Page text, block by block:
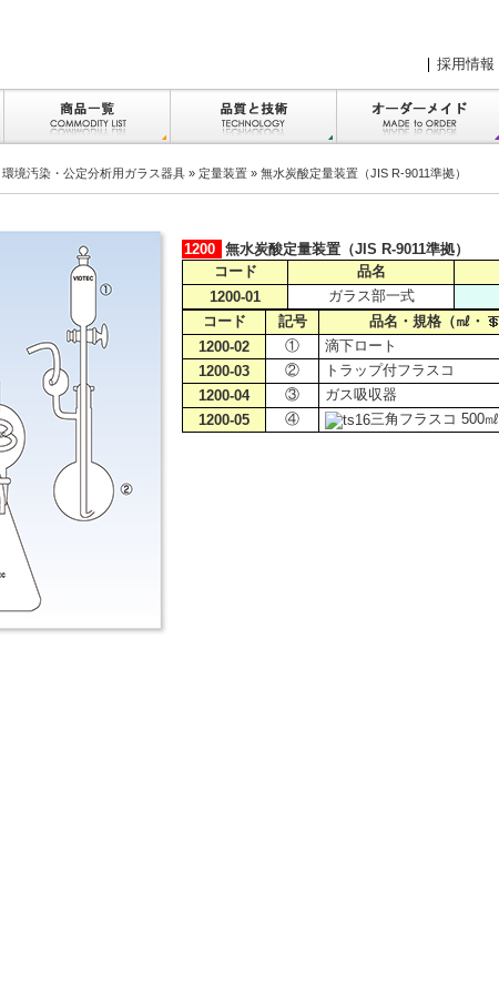
採用情報
環境汚染・公定分析用ガラス器具 » 定量装置 » 無水炭酸定量装置（JIS R-9011準拠）
1200 無水炭酸定量装置（JIS R-9011準拠）
コード
品名
1200-01
ガラス部一式
コード
記号 品名・規格（㎖・
1200-02
① 滴下ロート
1200-03
② トラップ付フラスコ
1200-04
③ ガス吸収器
1200-05
④ 三角フラスコ 500㎖